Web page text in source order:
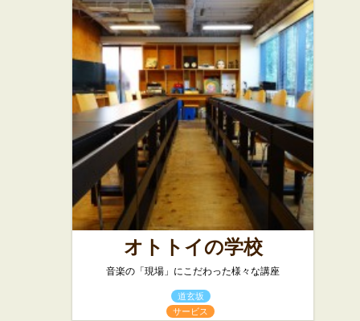
オトトイの学校
音楽の「現場」にこだわった様々な講座
道玄坂
サービス